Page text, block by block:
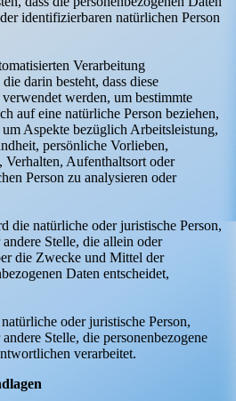
identifizierbaren natürlichen Person
Verarbeitung
darin besteht, dass diese
werden, um bestimmte
auf eine natürliche Person beziehen,
Aspekte bezüglich Arbeitsleistung,
persönliche Vorlieben,
Verhalten, Aufenthaltsort oder
Person zu analysieren oder
die natürliche oder juristische Person,
Stelle, die allein oder
die Zwecke und Mittel der
Daten entscheidet,
oder juristische Person,
Stelle, die personenbezogene
verarbeitet.